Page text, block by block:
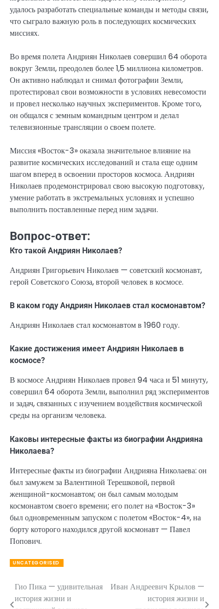
удалось разработать специальные команды и методы связи,
что сыграло важную роль в последующих космических
миссиях.
Во время полета Андриян Николаев совершил 64 оборота
вокруг Земли, преодолев более 1,5 миллиона километров.
Он активно наблюдал и снимал фотографии Земли,
протестировал свои возможности в условиях невесомости
и провел несколько научных экспериментов. Кроме того,
он общался с земным командным центром и делал
телевизионные трансляции о своем полете.
Миссия «Восток-3» оказала значительное влияние на
развитие космических исследований и стала еще одним
шагом вперед в освоении просторов космоса. Андриян
Николаев продемонстрировал свою высокую подготовку,
умение работать в экстремальных условиях и успешно
выполнить поставленные перед ним задачи.
Вопрос-ответ:
Кто такой Андриян Николаев?
Андриян Григорьевич Николаев — советский космонавт,
герой Советского Союза, второй человек в космосе.
В каком году Андриян Николаев стал космонавтом?
Андриян Николаев стал космонавтом в 1960 году.
Какие достижения имеет Андриян Николаев в
космосе?
В космосе Андриян Николаев провел 94 часа и 51 минуту,
совершил 64 оборота Земли, выполнил ряд экспериментов
и задач, связанных с изучением воздействия космической
среды на организм человека.
Каковы интересные факты из биографии Андрияна
Николаева?
Интересные факты из биографии Андрияна Николаева: он
был замужем за Валентиной Терешковой, первой
женщиной-космонавтом; он был самым молодым
космонавтом своего времени; его полет на «Восток-3»
был одновременным запуском с полетом «Восток-4», на
борту которого находился другой космонавт — Павел
Попович.
UNCATEGORISED
Навигация
Гио Пика — удивительная
история жизни и
Иван Андреевич Крылов —
история жизни и